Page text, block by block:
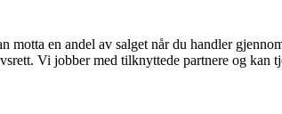
en andel av salget når du handler
Vi jobber med tilknyttede partnere og kan